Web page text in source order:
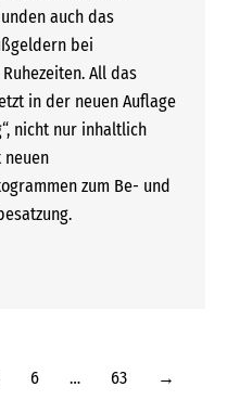
auch das
bei
All das
in der neuen Auflage
nicht nur inhaltlich
zum Be- und
6 … 63 →